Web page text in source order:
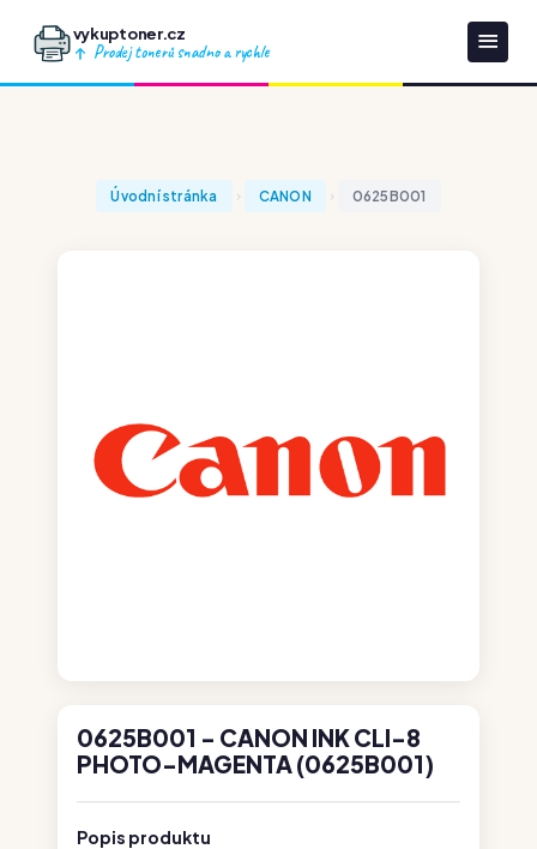
vykuptoner.cz
Prodej tonerů snadno a rychle
Úvodní stránka CANON 0625B001
0625B001 - CANON INK CLI-8
PHOTO-MAGENTA (0625B001)
Popis produktu